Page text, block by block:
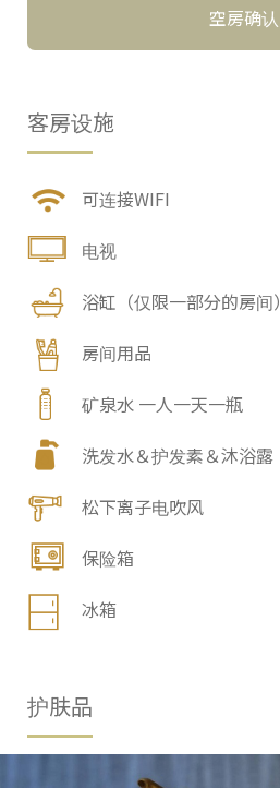
空房确认
客房设施
可连接WIFI
电视
浴缸（仅限一部分的房间）
房间用品
矿泉水 一人一天一瓶
洗发水＆护发素＆沐浴露
松下离子电吹风
保险箱
冰箱
护肤品